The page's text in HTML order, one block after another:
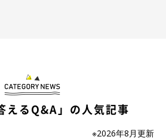
えるQ&A」の人気記事
※2026年8月更新